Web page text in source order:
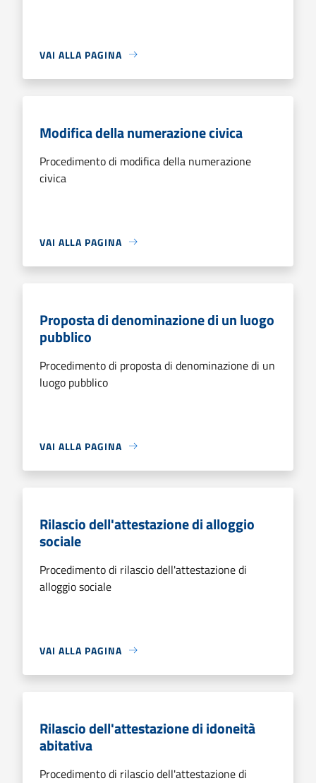
VAI ALLA PAGINA
Modifica della numerazione civica
Procedimento di modifica della numerazione
civica
VAI ALLA PAGINA
Proposta di denominazione di un luogo
pubblico
Procedimento di proposta di denominazione di un
luogo pubblico
VAI ALLA PAGINA
Rilascio dell'attestazione di alloggio
sociale
Procedimento di rilascio dell'attestazione di
alloggio sociale
VAI ALLA PAGINA
Rilascio dell'attestazione di idoneità
abitativa
Procedimento di rilascio dell'attestazione di